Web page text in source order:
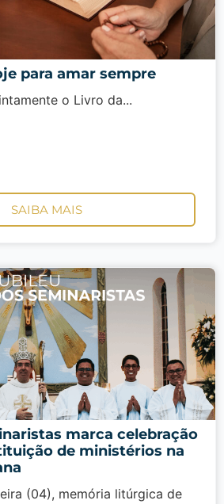
para amar sempre
o Livro da...
SAIBA MAIS
marca celebração
de ministérios na
(04), memória litúrgica de